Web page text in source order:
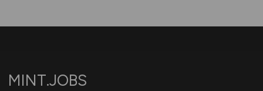
MINT.JOBS